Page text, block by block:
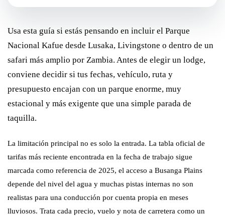
Usa esta guía si estás pensando en incluir el Parque
Nacional Kafue desde Lusaka, Livingstone o dentro de un
safari más amplio por Zambia. Antes de elegir un lodge,
conviene decidir si tus fechas, vehículo, ruta y
presupuesto encajan con un parque enorme, muy
estacional y más exigente que una simple parada de
taquilla.
La limitación principal no es solo la entrada. La tabla oficial de
tarifas más reciente encontrada en la fecha de trabajo sigue
marcada como referencia de 2025, el acceso a Busanga Plains
depende del nivel del agua y muchas pistas internas no son
realistas para una conducción por cuenta propia en meses
lluviosos. Trata cada precio, vuelo y nota de carretera como un